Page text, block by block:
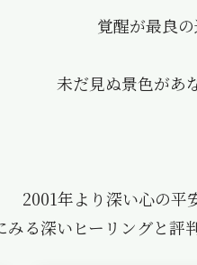
覚醒が最良の
未だ見ぬ景色があ
2001年より深い心の平
みる深いヒーリングと評